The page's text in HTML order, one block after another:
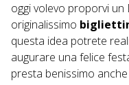
oggi volevo proporvi
originalissimo
questa idea potrete
augurare una felice
presta benissimo